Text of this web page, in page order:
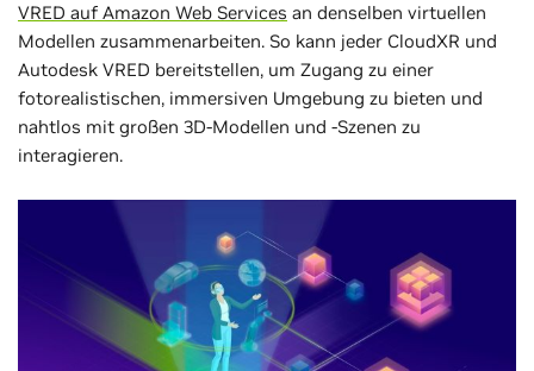
VRED auf Amazon Web Services an denselben virtuellen
Modellen zusammenarbeiten. So kann jeder CloudXR und
Autodesk VRED bereitstellen, um Zugang zu einer
fotorealistischen, immersiven Umgebung zu bieten und
nahtlos mit großen 3D-Modellen und -Szenen zu
interagieren.